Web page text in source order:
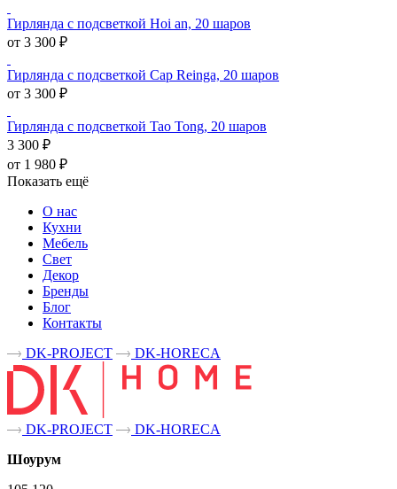
Гирлянда с подсветкой Hoi an, 20 шаров
от 3 300 ₽
Гирлянда с подсветкой Cap Reinga, 20 шаров
от 3 300 ₽
Гирлянда с подсветкой Tao Tong, 20 шаров
3 300 ₽
от 1 980 ₽
Показать ещё
О нас
Кухни
Мебель
Свет
Декор
Бренды
Блог
Контакты
DK-PROJECT
DK-HORECA
DK-PROJECT
DK-HORECA
Шоурум